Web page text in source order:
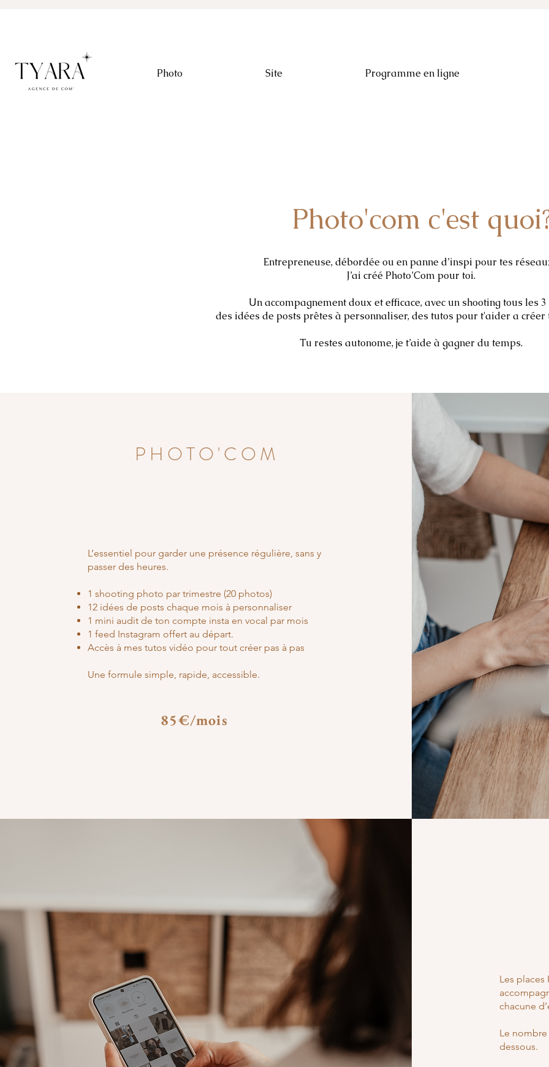
Photo Site Programme en ligne
Photo'com c'est
J’ai créé Photo’Com pour toi.
des idées de posts prêtes à l’emploi, des tutos, et 3 formules adaptées
Photo'com c'est
Entrepreneuse, débordée ou en panne d’inspi pour tes
J’ai créé Photo’Com pour toi.
Un accompagnement doux et efficace, avec un shooting tous les
des idées de posts prêtes à personnaliser, des tutos pour t'aider a créer
Tu restes autonome, je t’aide à gagner du temps.
PHOTO'COM
L’essentiel pour garder une présence régulière, sans y
passer des heures.
1 shooting photo par trimestre (20 photos)
12 idées de posts chaque mois à personnaliser
1 mini audit de ton compte insta en vocal par mois
1 feed Instagram offert au départ.
Accès à mes tutos vidéo pour tout créer pas à pas
Une formule simple, rapide, accessible.
85€/mois
Les
chacune
Le
dessous.